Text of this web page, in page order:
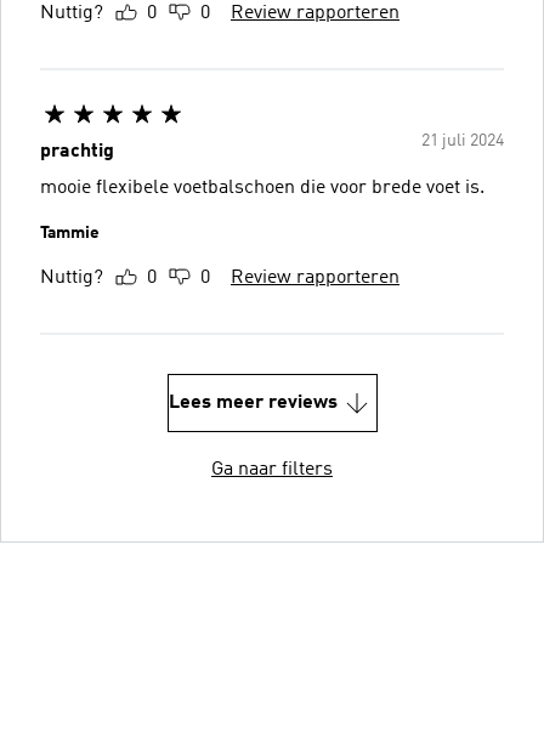
Nuttig? 0 0 Review rapporteren
21 juli 2024
prachtig
mooie flexibele voetbalschoen die voor brede voet is.
Tammie
Nuttig? 0 0 Review rapporteren
Lees meer reviews
Ga naar filters